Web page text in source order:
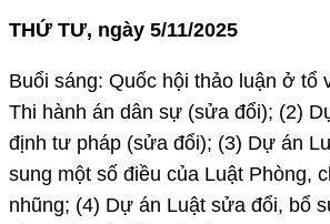
THỨ TƯ, ngày 5/11/2025
Buổi sáng: Quốc hội thảo luận ở tổ
Thi hành án dân sự (sửa đổi); (2)
định tư pháp (sửa đổi); (3) Dự án
sung một số điều của Luật Phòng,
nhũng; (4) Dự án Luật sửa đổi, bổ